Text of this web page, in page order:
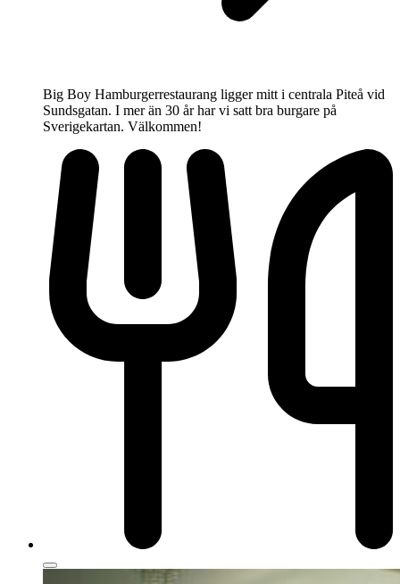
Big Boy Hamburgerrestaurang ligger mitt i centrala Piteå vid
Sundsgatan. I mer än 30 år har vi satt bra burgare på
Sverigekartan. Välkommen!